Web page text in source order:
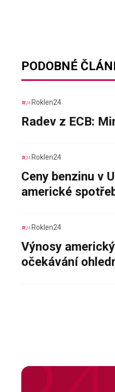
PODOBNÉ
Roklen24
Radev z ECB:
Roklen24
Ceny benzinu v
americké
Roklen24
Výnosy
očekávání